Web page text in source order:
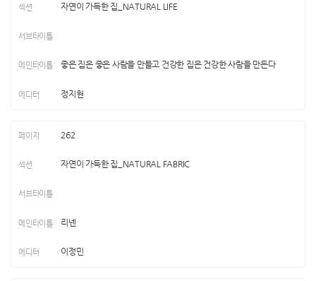
자연이 가득한 집_NATURAL LIFE
좋은 집은 좋은 사람을 만들고 건강한 집은 건강한 사람을 만든다
정지현
262
자연이 가득한 집_NATURAL FABRIC
리넨
이정민